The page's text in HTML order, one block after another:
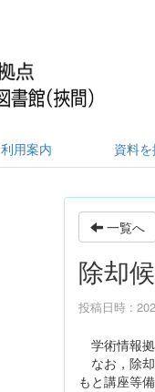
利用案内 資料
一覧へ
除却
投稿日時 :
学術情報拠
なお，除
もと講座等